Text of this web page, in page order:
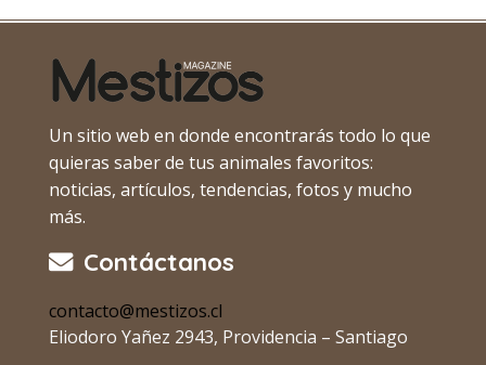
Un sitio web en donde encontrarás todo lo que
quieras saber de tus animales favoritos:
noticias, artículos, tendencias, fotos y mucho
más.
Contáctanos
contacto@mestizos.cl
Eliodoro Yañez 2943, Providencia – Santiago